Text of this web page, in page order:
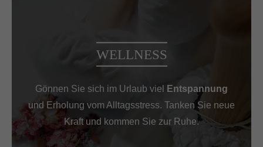
WELLNESS
Gönnen Sie sich im Urlaub viel
Entspannung
und Erholung vom Alltagsstress. Tanken Sie neue
Kraft und kommen Sie zur Ruhe.